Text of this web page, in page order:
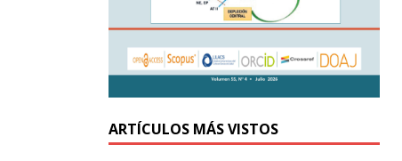
ARTÍCULOS MÁS VISTOS